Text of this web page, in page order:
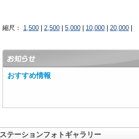
縮尺： 1,500 2,500 5,000 10,000 20,000
おすすめ情報
ステーションフォトギャラリー